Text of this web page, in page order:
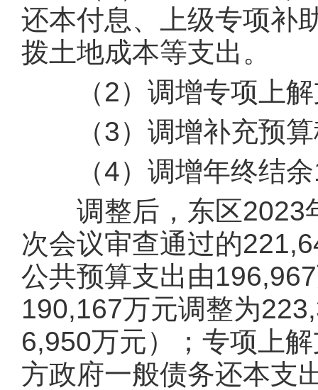
还本付息、上级专项补
拨土地成本等支出。
（2）调增专项上解
（3）调增补充预算
（4）调增年终结余
调整后，东区2023
次会议审查通过的
公共预算支出由
190,167万元调整为
6,950万元）；专项上
方政府一般债务还本支